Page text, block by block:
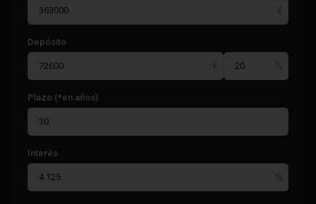
Depósito
Plazo (*en años)
Interés